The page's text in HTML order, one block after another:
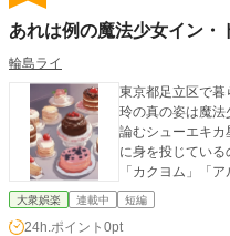
あれは例の魔法少女イン・
輪島ライ
東京都足立区で
玲の真の姿は魔法
論むシューエキ
に身を投じているのです。 ※この作品は
「カクヨム」「
大衆娯楽 連載中 短編
24h.ポイント 0pt